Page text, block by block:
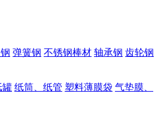
弹簧钢 不锈钢棒材 轴承钢 齿轮钢
罐 纸筒、纸管 塑料薄膜袋 气垫膜、